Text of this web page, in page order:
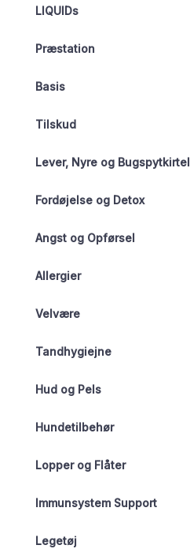
LIQUIDs
Præstation
Basis
Tilskud
Lever, Nyre og Bugspytkirtel
Fordøjelse og Detox
Angst og Opførsel
Allergier
Velvære
Tandhygiejne
Hud og Pels
Hundetilbehør
Lopper og Flåter
Immunsystem Support
Legetøj